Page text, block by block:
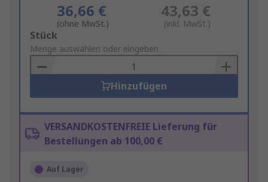
36,66 €
(ohne MwSt.)
43,63 €
(inkl. MwSt.)
Add
to
Basket
Stück
Menge auswählen oder eingeben
Hinzufügen
VERSANDKOSTENFREIE Lieferung für
Bestellungen ab 100,00 €
Auf Lager